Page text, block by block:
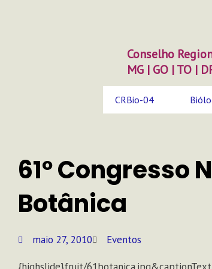
Conselho
MG | GO | TO |
CRBio-04
61º Congresso
Botânica
maio 27, 2010 Eventos